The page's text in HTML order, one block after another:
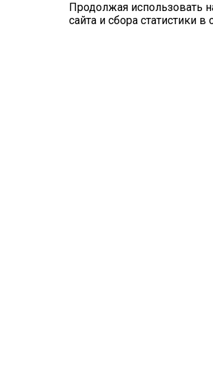
Продолжая использовать
сайта и сбора статистики в